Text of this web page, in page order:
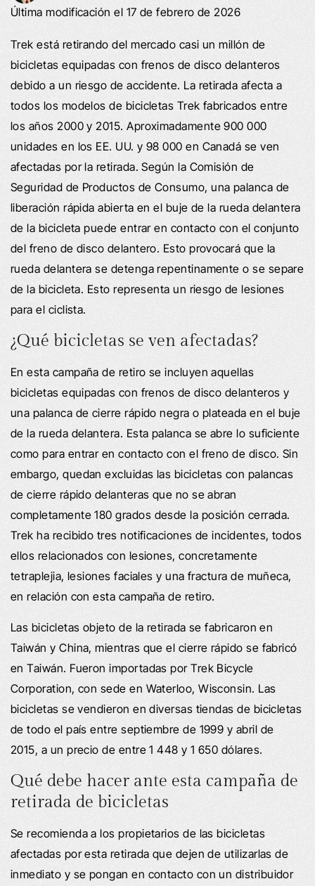
Última modificación el 17 de febrero de 2026
Trek está retirando del mercado casi un millón de
bicicletas equipadas con frenos de disco delanteros
debido a un riesgo de accidente. La retirada afecta a
todos los modelos de bicicletas Trek fabricados entre
los años 2000 y 2015. Aproximadamente 900 000
unidades en los EE. UU. y 98 000 en Canadá se ven
afectadas por la retirada. Según la Comisión de
Seguridad de Productos de Consumo, una palanca de
liberación rápida abierta en el buje de la rueda delantera
de la bicicleta puede entrar en contacto con el conjunto
del freno de disco delantero. Esto provocará que la
rueda delantera se detenga repentinamente o se separe
de la bicicleta. Esto representa un riesgo de lesiones
para el ciclista.
¿Qué bicicletas se ven afectadas?
En esta campaña de retiro se incluyen aquellas
bicicletas equipadas con frenos de disco delanteros y
una palanca de cierre rápido negra o plateada en el buje
de la rueda delantera. Esta palanca se abre lo suficiente
como para entrar en contacto con el freno de disco. Sin
embargo, quedan excluidas las bicicletas con palancas
de cierre rápido delanteras que no se abran
completamente 180 grados desde la posición cerrada.
Trek ha recibido tres notificaciones de incidentes, todos
ellos relacionados con lesiones, concretamente
tetraplejia, lesiones faciales y una fractura de muñeca,
en relación con esta campaña de retiro.
Las bicicletas objeto de la retirada se fabricaron en
Taiwán y China, mientras que el cierre rápido se fabricó
en Taiwán. Fueron importadas por Trek Bicycle
Corporation, con sede en Waterloo, Wisconsin. Las
bicicletas se vendieron en diversas tiendas de bicicletas
de todo el país entre septiembre de 1999 y abril de
2015, a un precio de entre 1 448 y 1 650 dólares.
Qué debe hacer ante esta campaña de
retirada de bicicletas
Se recomienda a los propietarios de las bicicletas
afectadas por esta retirada que dejen de utilizarlas de
inmediato y se pongan en contacto con un distribuidor